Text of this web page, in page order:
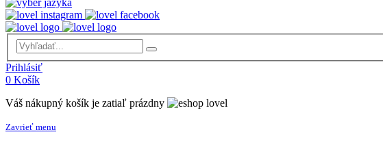
Prihlásiť
0 Košík
Váš nákupný košík je zatiaľ prázdny
Zavrieť menu